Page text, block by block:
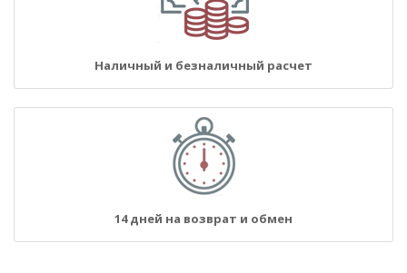
Наличный и безналичный расчет
14 дней на возврат и обмен